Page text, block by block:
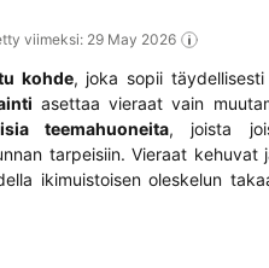
viimeksi: 29 May 2026
kohde, joka sopii
asettaa vieraat vain
teemahuoneita, joista
tarpeisiin. Vieraat kehuvat
ikimuistoisen oleskelun